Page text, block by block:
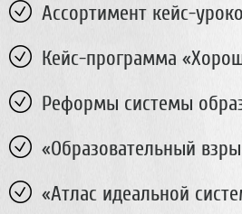
Ассортимент кейс-
Кейс-программа
Реформы системы
«Образовательный
«Атлас идеальной